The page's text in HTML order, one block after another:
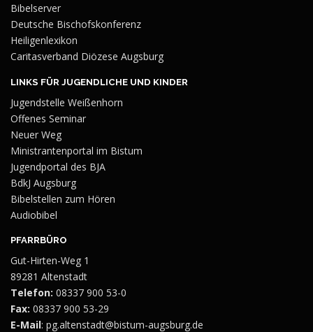
Bibelserver
Deutsche Bischofskonferenz
Heiligenlexikon
Caritasverband Diözese Augsburg
LINKS FÜR JUGENDLICHE UND KINDER
Jugendstelle Weißenhorn
Offenes Seminar
Neuer Weg
Ministrantenportal im Bistum
Jugendportal des BJA
BdkJ Augsburg
Bibelstellen zum Hören
Audiobibel
PFARRBÜRO
Gut-Hirten-Weg 1
89281 Altenstadt
Telefon: 08337 900 53-0
Fax: 08337 900 53-29
E-Mail: pg.altenstadt@bistum-augsburg.de